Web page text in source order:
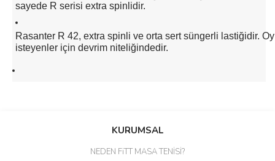
sayede R serisi extra spinlidir.
Rasanter R 42, extra spinli ve orta sert süngerli lastiğidir.
isteyenler için devrim niteliğindedir.
Bu ürüne ilk yorumu siz yapın!
KURUMSAL
NEDEN FiTT MASA TENİSİ?